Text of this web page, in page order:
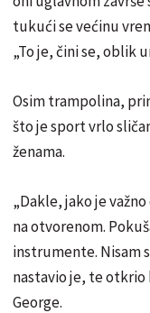
tukući se većinu
„To je, čini se, oblik
Osim trampolina,
što je sport vrlo
ženama.
„Dakle, jako je
na otvorenom.
instrumente. Nisam
nastavio je, te
George.